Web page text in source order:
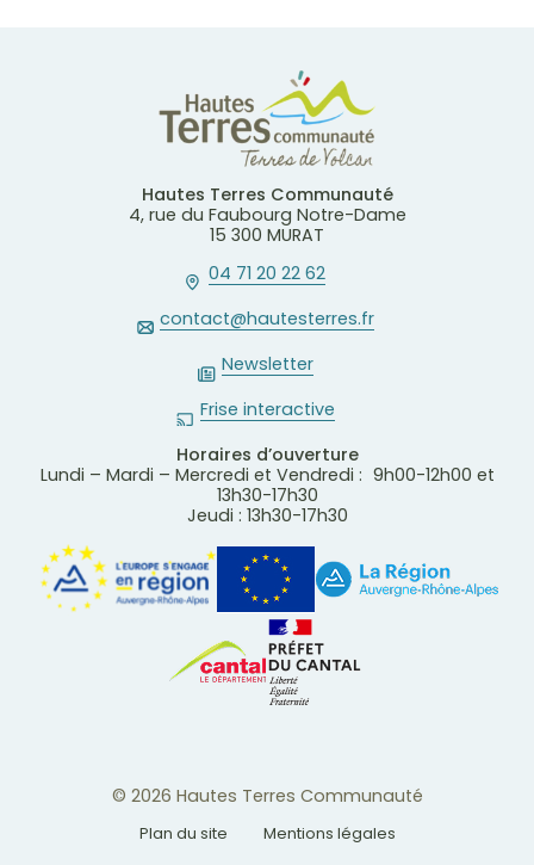
Hautes Terres Communauté
4, rue du Faubourg Notre-Dame
15 300 MURAT
04 71 20 22 62
contact@hautesterres.fr
Newsletter
Frise interactive
Horaires d’ouverture
Lundi – Mardi – Mercredi et Vendredi : 9h00-12h00 et
13h30-17h30
Jeudi : 13h30-17h30
© 2026 Hautes Terres Communauté
Plan du site Mentions légales